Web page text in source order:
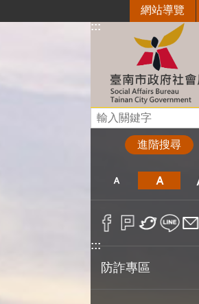
:::
網站導覽
搜尋
進階搜尋
:::
防詐專區